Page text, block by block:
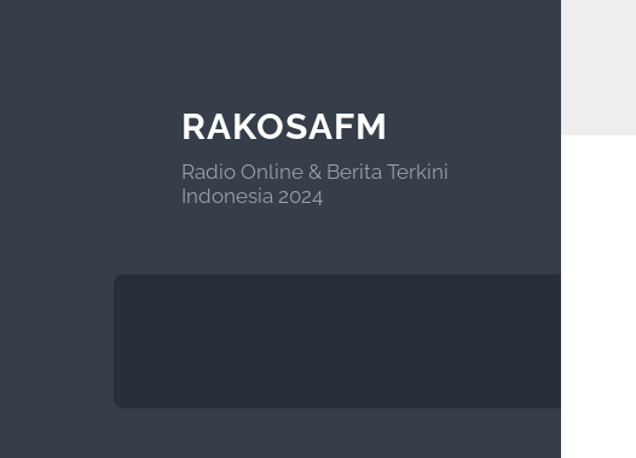
RAKOSAFM
Radio Online & Berita Terkini
Indonesia 2024